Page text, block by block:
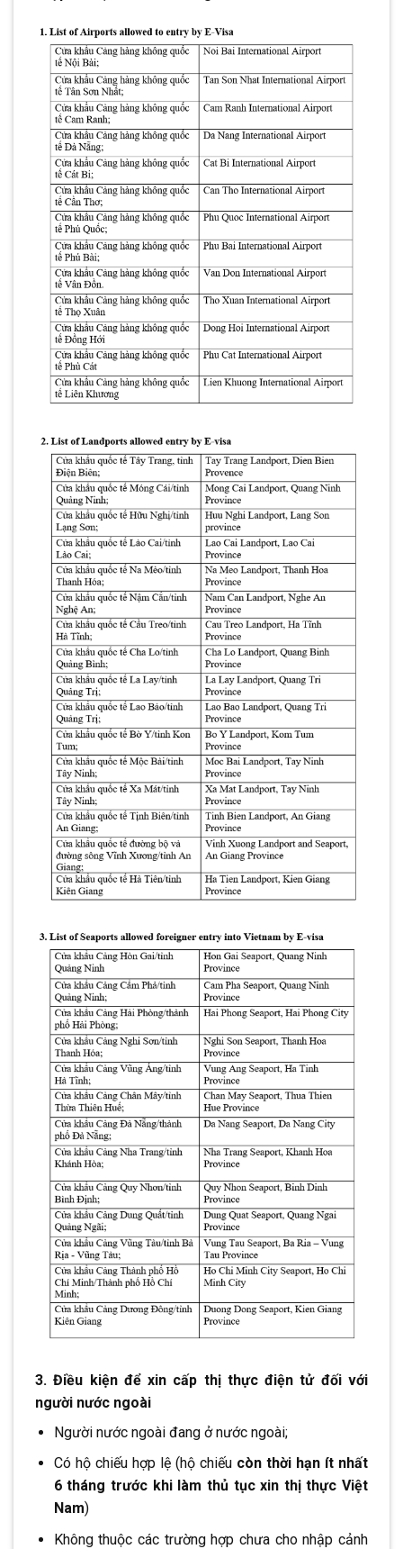
3. Điều kiện để xin cấp thị thực điện tử đối với
người nước ngoài
Người nước ngoài đang ở nước ngoài;
Có hộ chiếu hợp lệ (hộ chiếu còn thời hạn ít nhất
6 tháng trước khi làm thủ tục xin thị thực Việt
Nam)
Không thuộc các trường hợp chưa cho nhập cảnh